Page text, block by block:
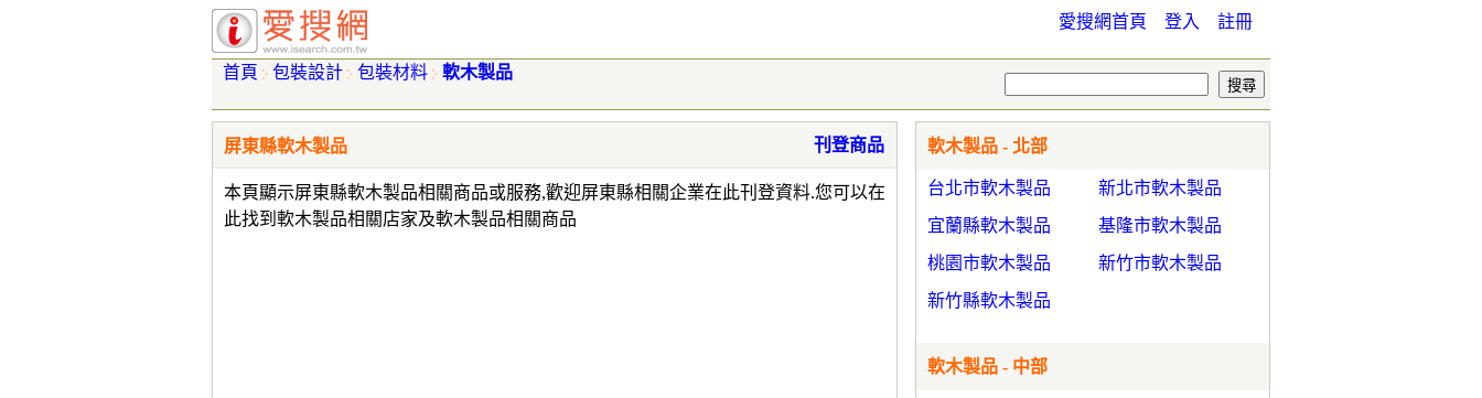
愛搜網首頁 登入 註冊
首頁 包裝設計 包裝材料 軟木製品
屏東縣軟木製品
本頁顯示屏東縣軟木製品相關商品或服務,歡迎屏東縣相關企業在此刊登資料.您可以在
此找到軟木製品相關店家及軟木製品相關商品
刊登商品 軟木製品 - 北部
台北市軟木製品
新北市軟木製品
宜蘭縣軟木製品
基隆市軟木製品
桃園市軟木製品
新竹市軟木製品
新竹縣軟木製品
軟木製品 - 中部